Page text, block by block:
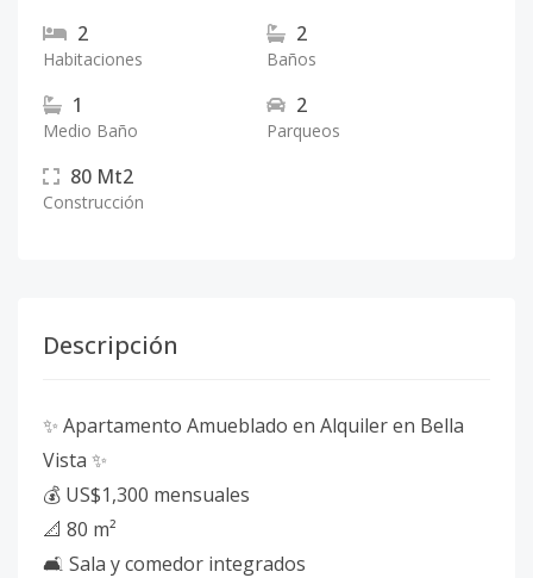
2
Habitaciones
2
Baños
1
Medio Baño
2
Parqueos
80 Mt2
Construcción
Descripción
✨ Apartamento Amueblado en Alquiler en Bella
Vista ✨
💰 US$1,300 mensuales
📐 80 m²
🛋️ Sala y comedor integrados